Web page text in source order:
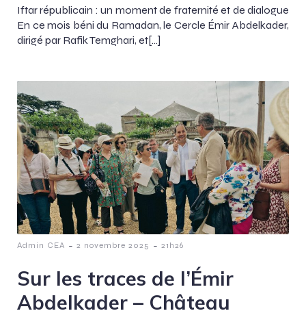
Iftar républicain : un moment de fraternité et de dialogue
En ce mois béni du Ramadan, le Cercle Émir Abdelkader,
dirigé par Rafik Temghari, et[…]
Admin CEA - 2 novembre 2025 - 21h26
Sur les traces de l’Émir
Abdelkader – Château